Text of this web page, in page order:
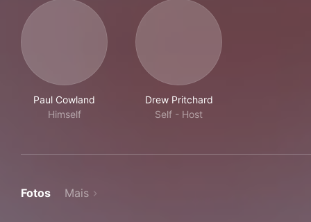
Paul Cowland
Himself
Drew Pritchard
Self - Host
Fotos Mais